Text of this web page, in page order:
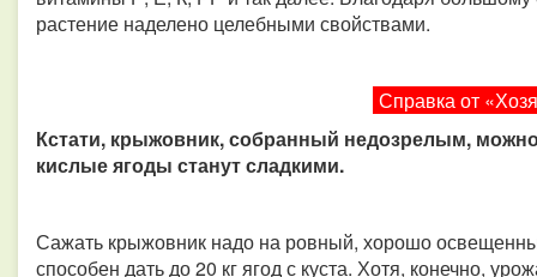
растение наделено целебными свойствами.
Справка от
Кстати, крыжовник, собранный недозрелым,
кислые ягоды станут сладкими.
Сажать крыжовник надо на ровный, хорошо
способен дать до 20 кг ягод с куста. Хотя, конечно,